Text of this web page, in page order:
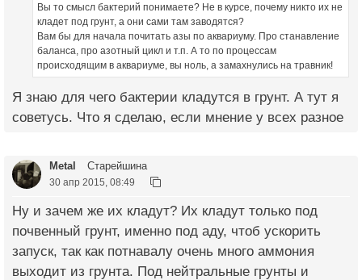
Вы то смысл бактерий понимаете? Не в курсе, почему никто их не
кладет под грунт, а они сами там заводятся?
Вам бы для начала почитать азы по аквариуму. Про станавление
баланса, про азотный цикл и т.п. А то по процессам
происходящим в аквариуме, вы ноль, а замахнулись на травник!
Я знаю для чего бактерии кладутся в грунт. А тут я
советусь. Что я сделаю, если мнение у всех разное
Metal Старейшина
30 апр 2015, 08:49
Ну и зачем же их кладут? Их кладут только под
почвенный грунт, именно под аду, чтоб ускорить
запуск, так как потнавалу очень много аммония
выходит из грунта. Под нейтральные грунты и